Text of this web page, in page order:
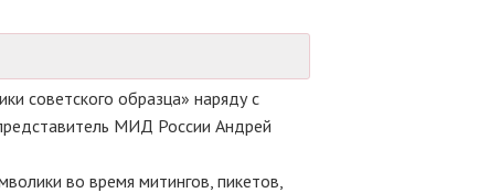
советского образца» наряду с
МИД России Андрей
во время митингов, пикетов,